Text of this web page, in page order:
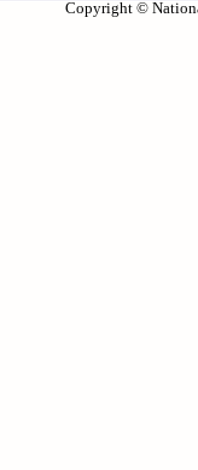
Copyright ©